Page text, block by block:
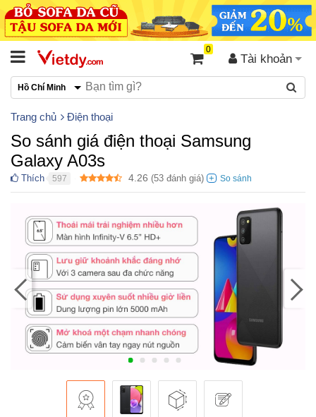
Tài khoản
0
Hồ Chí Minh
Trang chủ Điện thoại
So sánh giá điện thoại Samsung
Galaxy A03s
Thích 597 4.26 (53 đánh giá)